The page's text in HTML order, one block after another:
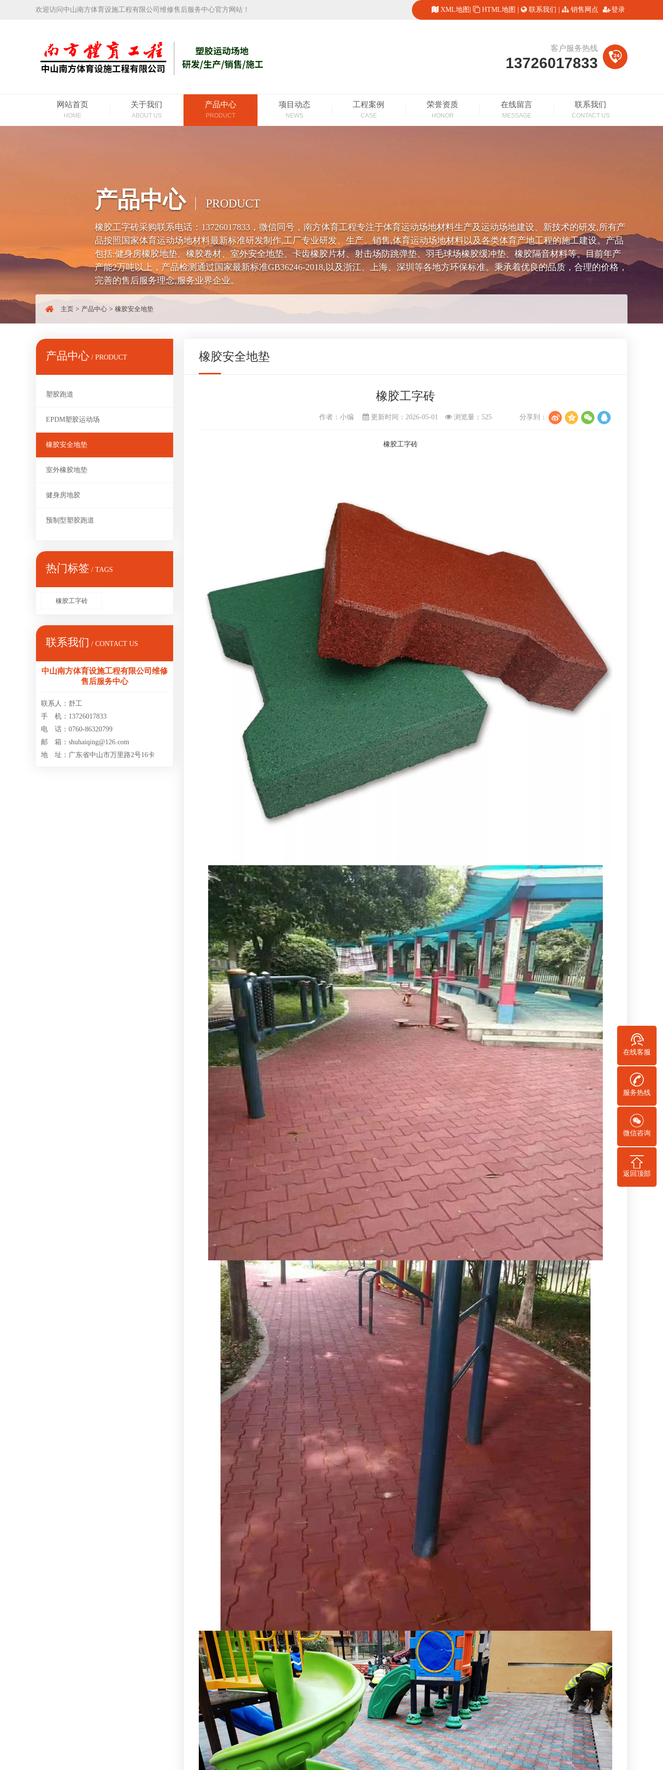
欢迎访问中山南方体育设施工程有限公司维修售后服务中心官方网站！ XML地图 HTML地图 联系我们 销售网点 登录
客户服务热线
13726017833
网站首页
HOME
关于我们
ABOUT US
产品中心
PRODUCT
项目动态
NEWS
工程案例
CASE
荣誉资质
HONOR
在线留言
MESSAGE
联系我们
CONTACT US
产品中心 PRODUCT
橡胶工字砖采购联系电话：13726017833，微信同号，南方体育工程专注于体育运动场地材料生产及运动场地建设、新技术的研发,所有产
品按照国家体育运动场地材料最新标准研发制作,工厂专业研发、生产、销售,体育运动场地材料以及各类体育产地工程的施工建设。产品
包括:健身房橡胶地垫、橡胶卷材、室外安全地垫、卡齿橡胶片材、射击场防跳弹垫、羽毛球场橡胶缓冲垫、橡胶隔音材料等。目前年产
产能2万吨以上，产品检测通过国家最新标准GB36246-2018,以及浙江、上海、深圳等各地方环保标准。秉承着优良的品质，合理的价格，
完善的售后服务理念,服务业界企业。
主页 > 产品中心 > 橡胶安全地垫
产品中心 / PRODUCT
塑胶跑道
EPDM塑胶运动场
橡胶安全地垫
室外橡胶地垫
健身房地胶
预制型塑胶跑道
热门标签 / TAGS
橡胶工字砖
联系我们 / CONTACT US
中山南方体育设施工程有限公司维修
售后服务中心
联系人：舒工
手 机：13726017833
电 话：0760-86320799
邮 箱：shuhaiqing@126.com
地 址：广东省中山市万里路2号16卡
橡胶安全地垫
橡胶工字砖
作者：小编 更新时间：2026-05-01 浏览量： 525 分享到：
橡胶工字砖
在线客服
服务热线
微信咨询
返回顶部